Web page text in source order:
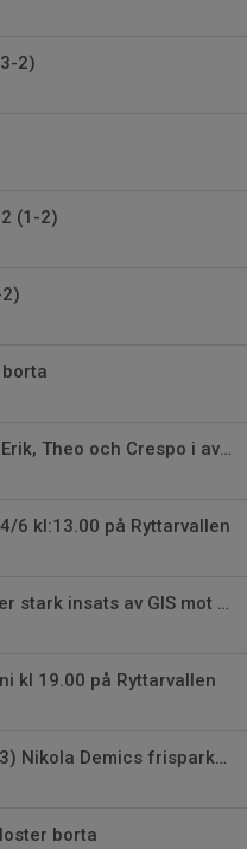
2)
(1-2)
GIS-IF Centern 2-1 (1-1) Erik, Theo och Crespo i avgörande insatser.
6 kl:13.00 på Ryttarvallen
GIS-Vejby IF 0-3 (0-1) Åter stark insats av GIS mot topplag
kl 19.00 på Ryttarvallen
Derome Åskl-GIS 0-6 (0-3) Nikola Demics frisparksmål visar vägen.
borta